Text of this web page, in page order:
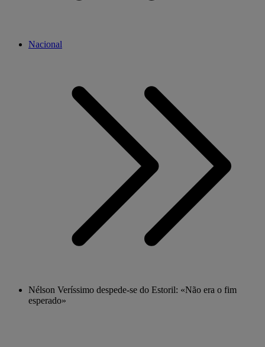
Nacional
Nélson Veríssimo despede-se do Estoril: «Não era o fim
esperado»